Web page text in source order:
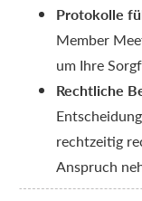
Protokolle
Member
um Ihre
Rechtliche
rechtzeitig
Anspruch